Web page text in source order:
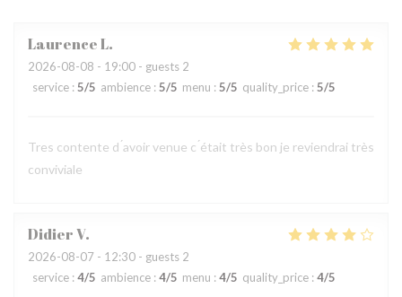
LaurenceL
2026-08-08 - 19:00 - guests 2
service : 5/5 ambience : 5/5 menu : 5/5 quality_price : 5/5
Tres contente d ́avoir venue c ́était très bon je reviendrai très
conviviale
DidierV
2026-08-07 - 12:30 - guests 2
service : 4/5 ambience : 4/5 menu : 4/5 quality_price : 4/5